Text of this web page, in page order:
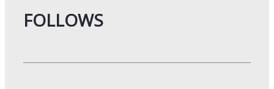
FOLLOWS